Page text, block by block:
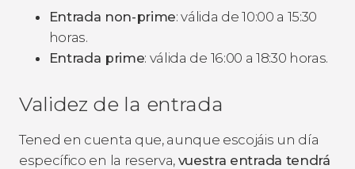
Entrada non-prime: válida de 10:00 a 15:30
horas.
Entrada prime: válida de 16:00 a 18:30 horas.
Validez de la entrada
Tened en cuenta que, aunque escojáis un día
específico en la reserva, vuestra entrada tendrá